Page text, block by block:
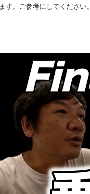
ます。ご参考にしてください。